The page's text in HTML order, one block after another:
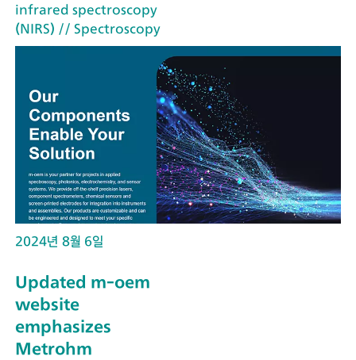
infrared spectroscopy
(NIRS) // Spectroscopy
2024년 8월 6일
Updated m-oem
website
emphasizes
Metrohm